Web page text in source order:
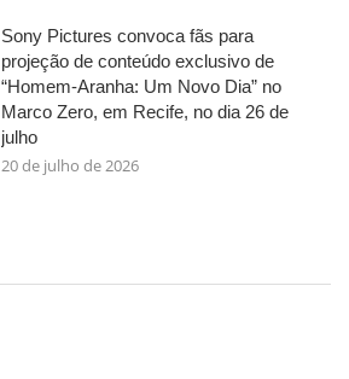
Sony Pictures convoca fãs para
projeção de conteúdo exclusivo de
“Homem-Aranha: Um Novo Dia” no
Marco Zero, em Recife, no dia 26 de
julho
20 de julho de 2026